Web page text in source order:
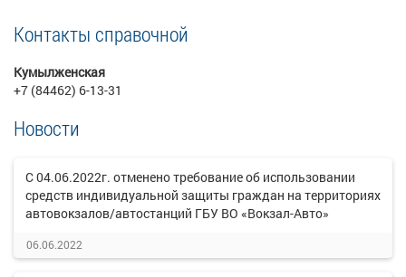
Контакты справочной
Кумылженская
+7 (84462) 6-13-31
Новости
С 04.06.2022г. отменено требование об использовании
средств индивидуальной защиты граждан на территориях
автовокзалов/автостанций ГБУ ВО «Вокзал-Авто»
06.06.2022